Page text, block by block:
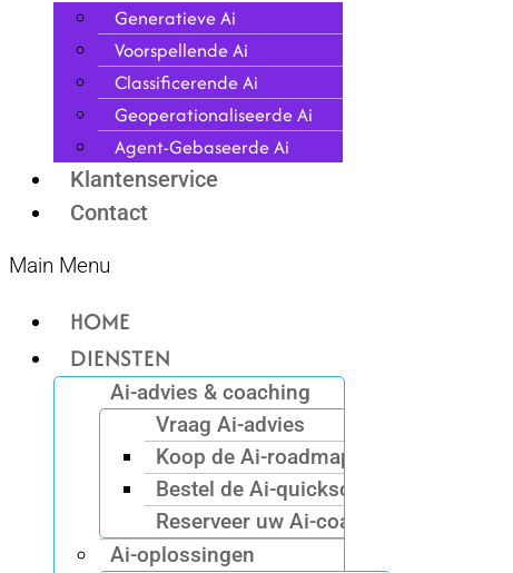
Generatieve Ai
Voorspellende Ai
Classificerende Ai
Geoperationaliseerde Ai
Agent-Gebaseerde Ai
Klantenservice
Contact
Main Menu
HOME
DIENSTEN
Ai-advies & coaching
Vraag Ai-advies
Koop de Ai-roadmap
Bestel de Ai-quickscan
Reserveer uw Ai-coach
Ai-oplossingen